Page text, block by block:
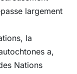
largement
la
a,
Nations